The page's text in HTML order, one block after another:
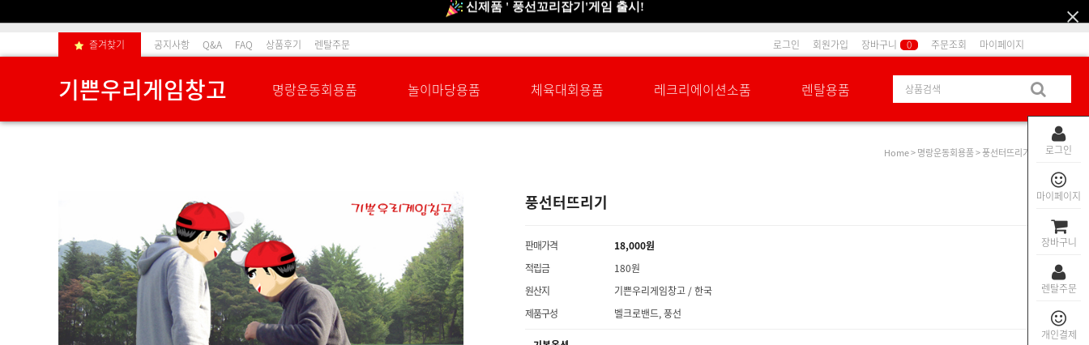
신규회원 HAPPY EVENT 적립금 5,000원 증정
로그인
마이페이지
장바구니
렌탈주문
개인결제
즐겨찾기 공지사항 Q&A FAQ 상품후기 렌탈주문 로그인 회원가입 장바구니 0 주문조회 마이페이지
기쁜우리게임창고 명랑운동회용품 놀이마당용품 체육대회용품 레크리에이션소품 렌탈용품
Home>명랑운동회용품> 풍선터뜨리기
풍선터뜨리기
판매가격
18,000원
적립금
180원
원산지
기쁜우리게임창고 / 한국
제품구성
벨크로밴드, 풍선